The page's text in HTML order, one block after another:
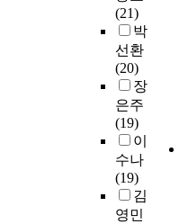
(21)
박
선환
(20)
장
은주
(19)
이
수나
(19)
김
영민